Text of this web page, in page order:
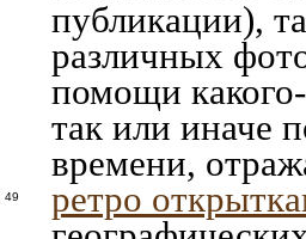
49
публикации),
различных
помощи
так или иначе
времени,
ретро